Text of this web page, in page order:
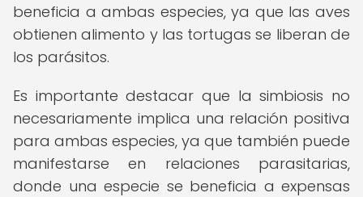
beneficia a ambas especies, ya que las aves
obtienen alimento y las tortugas se liberan de
los parásitos.
Es importante destacar que la simbiosis no
necesariamente implica una relación positiva
para ambas especies, ya que también puede
manifestarse en relaciones parasitarias,
donde una especie se beneficia a expensas